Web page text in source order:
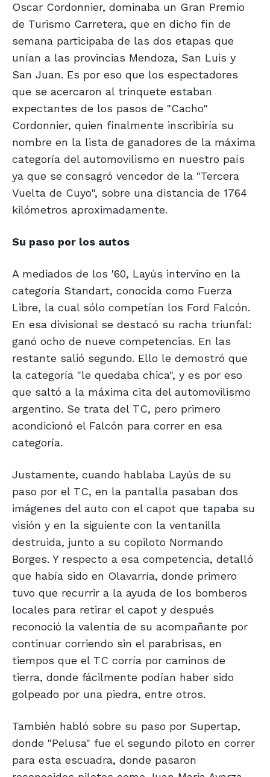
Oscar Cordonnier, dominaba un Gran Premio
de Turismo Carretera, que en dicho fin de
semana participaba de las dos etapas que
unían a las provincias Mendoza, San Luis y
San Juan. Es por eso que los espectadores
que se acercaron al trinquete estaban
expectantes de los pasos de "Cacho"
Cordonnier, quien finalmente inscribiría su
nombre en la lista de ganadores de la máxima
categoría del automovilismo en nuestro país
ya que se consagró vencedor de la "Tercera
Vuelta de Cuyo", sobre una distancia de 1764
kilómetros aproximadamente.
Su paso por los autos
A mediados de los '60, Layús intervino en la
categoría Standart, conocida como Fuerza
Libre, la cual sólo competían los Ford Falcón.
En esa divisional se destacó su racha triunfal:
ganó ocho de nueve competencias. En las
restante salió segundo. Ello le demostró que
la categoría "le quedaba chica", y es por eso
que saltó a la máxima cita del automovilismo
argentino. Se trata del TC, pero primero
acondicionó el Falcón para correr en esa
categoría.
Justamente, cuando hablaba Layús de su
paso por el TC, en la pantalla pasaban dos
imágenes del auto con el capot que tapaba su
visión y en la siguiente con la ventanilla
destruida, junto a su copiloto Normando
Borges. Y respecto a esa competencia, detalló
que había sido en Olavarría, donde primero
tuvo que recurrir a la ayuda de los bomberos
locales para retirar el capot y después
reconoció la valentía de su acompañante por
continuar corriendo sin el parabrisas, en
tiempos que el TC corría por caminos de
tierra, donde fácilmente podían haber sido
golpeado por una piedra, entre otros.
También habló sobre su paso por Supertap,
donde "Pelusa" fue el segundo piloto en correr
para esta escuadra, donde pasaron